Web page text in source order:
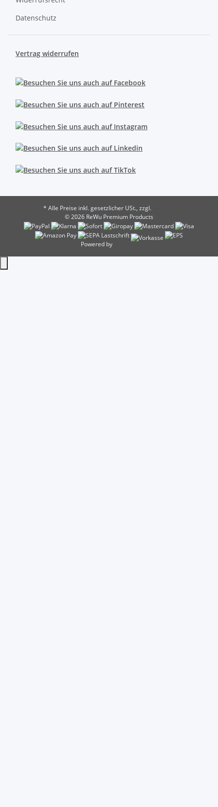
Datenschutz
Vertrag widerrufen
* Alle Preise inkl. gesetzlicher USt., zzgl.
© 2026 ReWu Premium Products
Powered by JTL-Shop